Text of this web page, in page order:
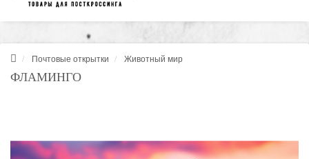
Почтовые открытки Животный мир
ФЛАМИНГО